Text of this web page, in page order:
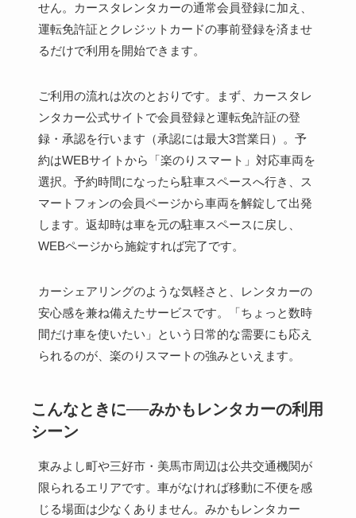
せん。カースタレンタカーの通常会員登録に加え、
運転免許証とクレジットカードの事前登録を済ませ
るだけで利用を開始できます。
ご利用の流れは次のとおりです。まず、カースタレ
ンタカー公式サイトで会員登録と運転免許証の登
録・承認を行います（承認には最大3営業日）。予
約はWEBサイトから「楽のりスマート」対応車両を
選択。予約時間になったら駐車スペースへ行き、ス
マートフォンの会員ページから車両を解錠して出発
します。返却時は車を元の駐車スペースに戻し、
WEBページから施錠すれば完了です。
カーシェアリングのような気軽さと、レンタカーの
安心感を兼ね備えたサービスです。「ちょっと数時
間だけ車を使いたい」という日常的な需要にも応え
られるのが、楽のりスマートの強みといえます。
こんなときに──みかもレンタカーの利用
シーン
東みよし町や三好市・美馬市周辺は公共交通機関が
限られるエリアです。車がなければ移動に不便を感
じる場面は少なくありません。みかもレンタカー